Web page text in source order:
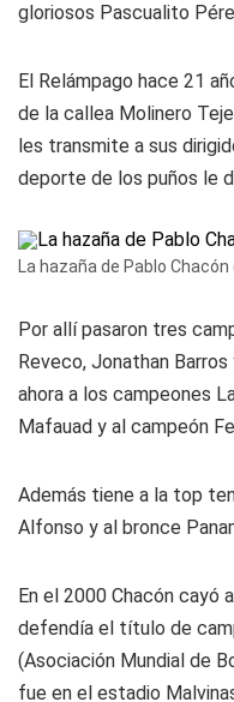
gloriosos Pascualito
El Relámpago hace 21
de la callea Molinero
les transmite a sus
deporte de los puños le
La hazaña de Pablo
Por allí pasaron tres
Reveco, Jonathan Barros
ahora a los campeones
Mafauad y al campeón
Además tiene a la top
Alfonso y al bronce
En el 2000 Chacón cayó
defendía el título de
(Asociación Mundial de
fue en el estadio